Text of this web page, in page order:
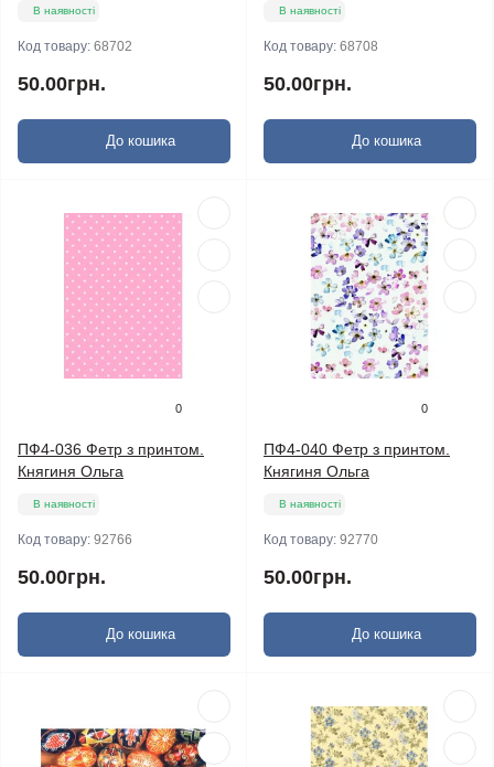
В наявності
Код товару: 68702
50.00грн.
До кошика
В наявності
Код товару: 68708
50.00грн.
До кошика
0
ПФ4-036 Фетр з принтом.
Княгиня Ольга
В наявності
Код товару: 92766
50.00грн.
До кошика
0
ПФ4-040 Фетр з принтом.
Княгиня Ольга
В наявності
Код товару: 92770
50.00грн.
До кошика